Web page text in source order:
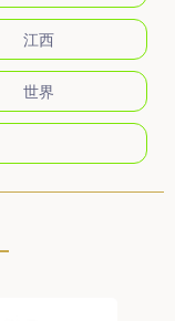
江西
世界